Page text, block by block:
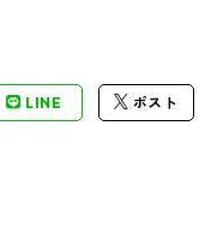
LINE ポスト